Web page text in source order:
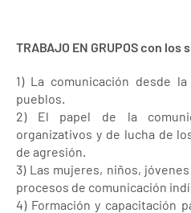
TRABAJO EN GRUPOS con
1) La comunicación desde
pueblos.
2) El papel de la
organizativos y de lucha de
de agresión.
3) Las mujeres, niños,
procesos de comunicación
4) Formación y capacitación